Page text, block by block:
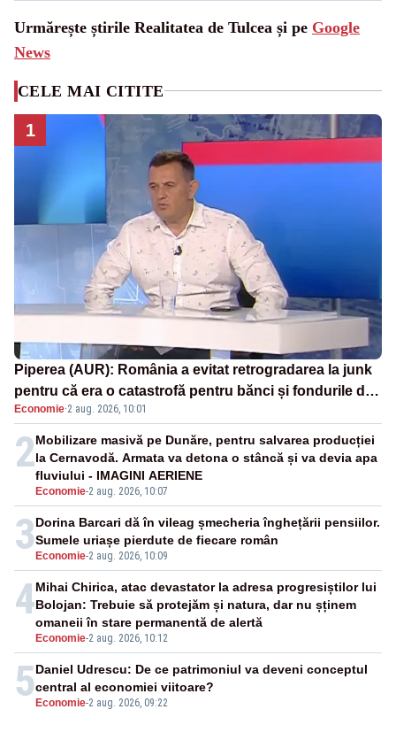
Urmărește știrile Realitatea de Tulcea și pe Google
News
CELE MAI CITITE
1
Piperea (AUR): România a evitat retrogradarea la junk
pentru că era o catastrofă pentru bănci și fondurile de
pensii
Economie·2 aug. 2026, 10:01
2
Economie-2 aug. 2026, 10:07
Mobilizare masivă pe Dunăre, pentru salvarea producției
la Cernavodă. Armata va detona o stâncă și va devia apa
fluviului - IMAGINI AERIENE
3 Economie-2 aug. 2026, 10:09
Dorina Barcari dă în vileag șmecheria înghețării pensiilor.
Sumele uriașe pierdute de fiecare român
4
Economie-2 aug. 2026, 10:12
Mihai Chirica, atac devastator la adresa progresiștilor lui
Bolojan: Trebuie să protejăm și natura, dar nu șținem
omaneii în stare permanentă de alertă
5 Economie-2 aug. 2026, 09:22
Daniel Udrescu: De ce patrimoniul va deveni conceptul
central al economiei viitoare?